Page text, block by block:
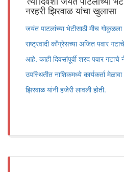
नरहरी झिरवाळ यांचा खुलासा
जयंत पाटलांच्या भेटीसाठी मीच
राष्ट्रवादी काँग्रेसच्या अजित पवार
आहे. काही दिवसांपूर्वी शरद पवार
उपस्थितीत नाशिकमध्ये कार्यकर्ता
झिरवाळ यांनी हजेरी लावली होती.